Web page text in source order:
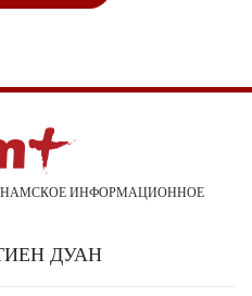
ИНФОРМАЦИОННОЕ
ТИЕН ДУАН